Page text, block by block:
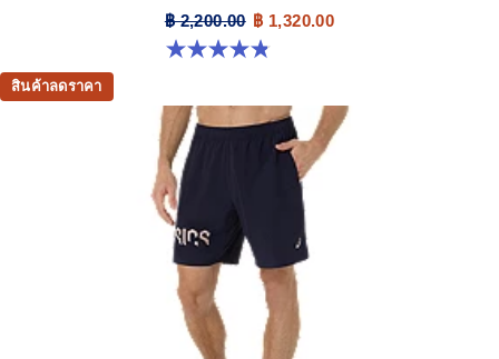
฿ 2,200.00 ฿ 1,320.00
4.9 จาก 5 ดาว 7 รีวิว
สินค้าลดราคา